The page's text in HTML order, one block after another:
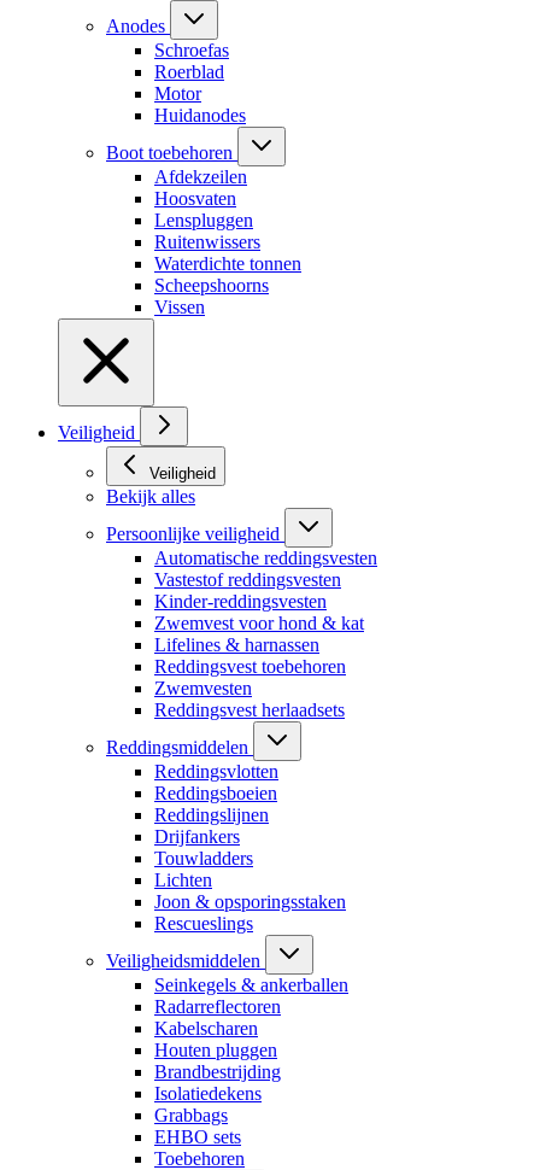
Anodes
Schroefas
Roerblad
Motor
Huidanodes
Boot toebehoren
Afdekzeilen
Hoosvaten
Lenspluggen
Ruitenwissers
Waterdichte tonnen
Scheepshoorns
Vissen
Veiligheid
Veiligheid
Bekijk alles
Persoonlijke veiligheid
Automatische reddingsvesten
Vastestof reddingsvesten
Kinder-reddingsvesten
Zwemvest voor hond & kat
Lifelines & harnassen
Reddingsvest toebehoren
Zwemvesten
Reddingsvest herlaadsets
Reddingsmiddelen
Reddingsvlotten
Reddingsboeien
Reddingslijnen
Drijfankers
Touwladders
Lichten
Joon & opsporingsstaken
Rescueslings
Veiligheidsmiddelen
Seinkegels & ankerballen
Radarreflectoren
Kabelscharen
Houten pluggen
Brandbestrijding
Isolatiedekens
Grabbags
EHBO sets
Toebehoren